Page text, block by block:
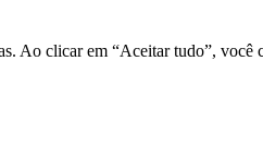
Ao clicar em “Aceitar tudo”,